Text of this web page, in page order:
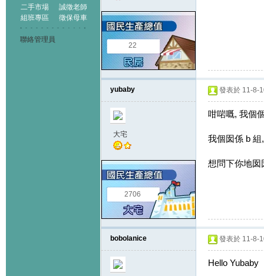
二手市場
誠徵老師
組班專區
徵保母車
聯絡管理員
22
yubaby
大宅
2706
發表於 11-8-
咁啱嘅, 我個
我個囡係 b
想問下你地囡
bobolanice 發表於 11-8-
Hello Yubaby